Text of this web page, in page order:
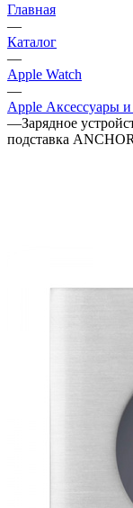
Главная
—
Каталог
—
Apple Watch
—
Apple Аксессуары и
—Зарядное
подставка